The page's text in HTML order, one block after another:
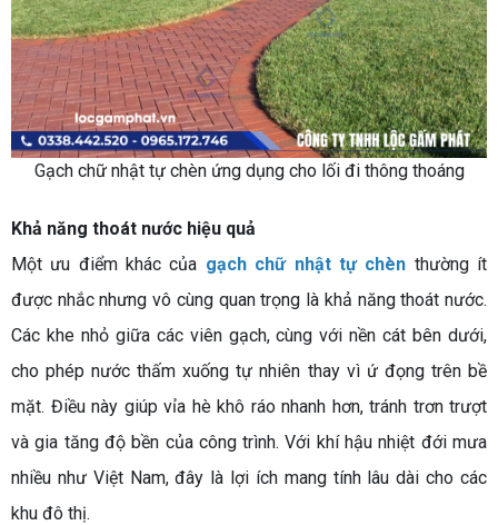
Gạch chữ nhật tự chèn ứng dụng cho lối đi thông thoáng
Khả năng thoát nước hiệu quả
Một ưu điểm khác của gạch chữ nhật tự chèn thường ít
được nhắc nhưng vô cùng quan trọng là khả năng thoát nước.
Các khe nhỏ giữa các viên gạch, cùng với nền cát bên dưới,
cho phép nước thấm xuống tự nhiên thay vì ứ đọng trên bề
mặt. Điều này giúp vỉa hè khô ráo nhanh hơn, tránh trơn trượt
và gia tăng độ bền của công trình.Với khí hậu nhiệt đới mưa
nhiều như Việt Nam, đây là lợi ích mang tính lâu dài cho các
khu đô thị.